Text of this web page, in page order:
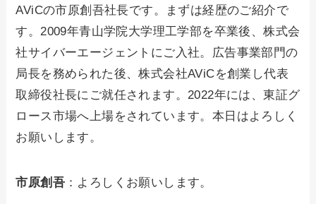
AViCの市原創吾社長です。まずは経歴のご紹介で
す。2009年青山学院大学理工学部を卒業後、株式会
社サイバーエージェントにご入社。広告事業部門の
局長を務められた後、株式会社AViCを創業し代表
取締役社長にご就任されます。2022年には、東証グ
ロース市場へ上場をされています。本日はよろしく
お願いします。
市原創吾 ：よろしくお願いします。